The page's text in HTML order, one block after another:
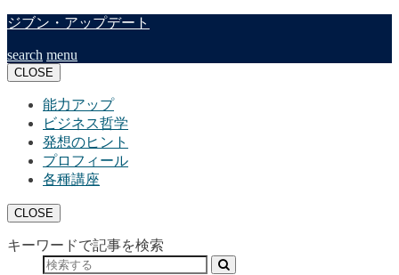
ジブン・アップデート
search menu
CLOSE
能力アップ
ビジネス哲学
発想のヒント
プロフィール
各種講座
CLOSE
キーワードで記事を検索